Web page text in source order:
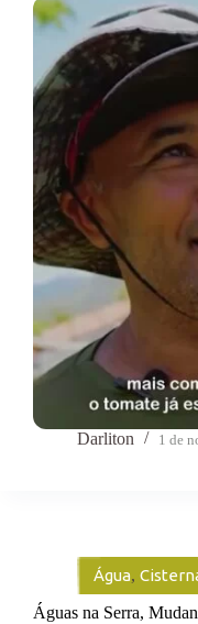
Darliton 1 de
Água,
Águas na Serra,